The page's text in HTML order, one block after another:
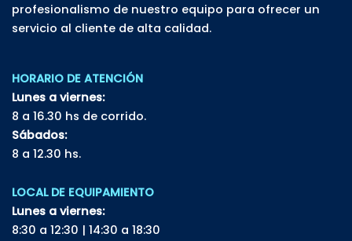
profesionalismo de nuestro equipo para ofrecer un
servicio al cliente de alta calidad.
HORARIO DE ATENCIÓN
Lunes a viernes:
8 a 16.30 hs de corrido.
Sábados:
8 a 12.30 hs.
LOCAL DE EQUIPAMIENTO
Lunes a viernes:
8:30 a 12:30 | 14:30 a 18:30